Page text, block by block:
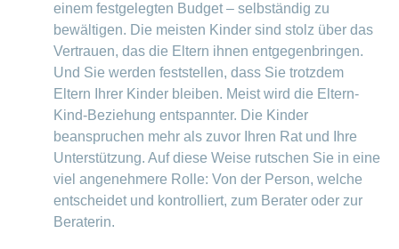
einem festgelegten Budget – selbständig zu
bewältigen. Die meisten Kinder sind stolz über das
Vertrauen, das die Eltern ihnen entgegenbringen.
Und Sie werden feststellen, dass Sie trotzdem
Eltern Ihrer Kinder bleiben. Meist wird die Eltern-
Kind-Beziehung entspannter. Die Kinder
beanspruchen mehr als zuvor Ihren Rat und Ihre
Unterstützung. Auf diese Weise rutschen Sie in eine
viel angenehmere Rolle: Von der Person, welche
entscheidet und kontrolliert, zum Berater oder zur
Beraterin.